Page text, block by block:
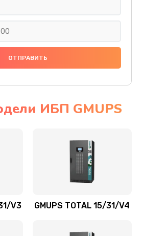
ИБП GMUPS
V3 GMUPS TOTAL 15/31/V4